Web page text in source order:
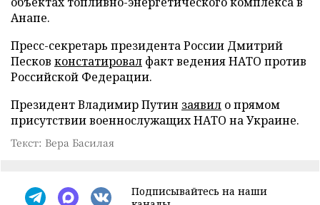
Анапе.
Пресс-секретарь президента России Дмитрий
Песков констатировал факт ведения НАТО против
Российской Федерации.
Президент Владимир Путин заявил о прямом
присутствии военнослужащих НАТО на Украине.
Текст: Вера Басилая
Подписывайтесь на наши